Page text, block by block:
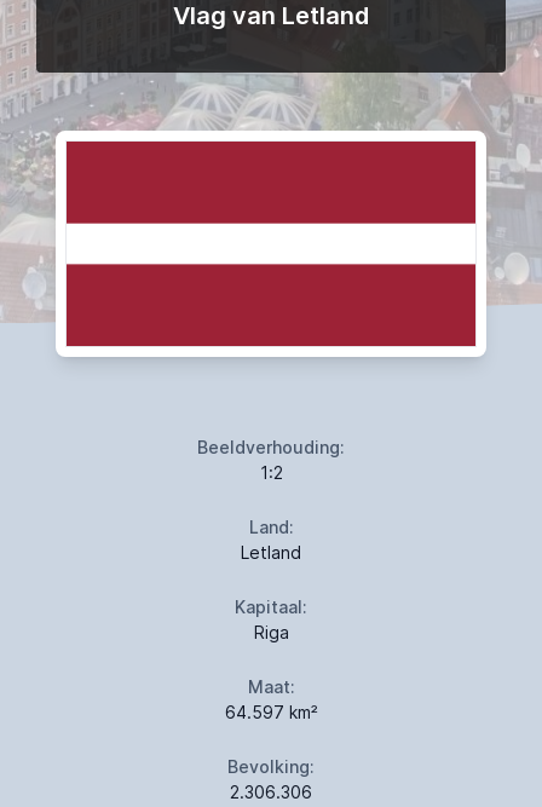
Vlag van Letland
Beeldverhouding:
1:2
Land:
Letland
Kapitaal:
Riga
Maat:
64.597 km²
Bevolking:
2.306.306